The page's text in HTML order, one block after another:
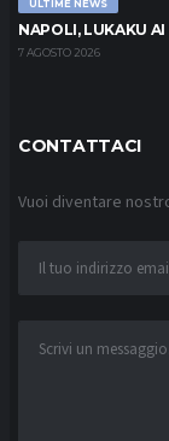
ULTIME NEWS
NAPOLI, LUKAKU
7 AGOSTO 2026
CONTATTACI
Vuoi diventare